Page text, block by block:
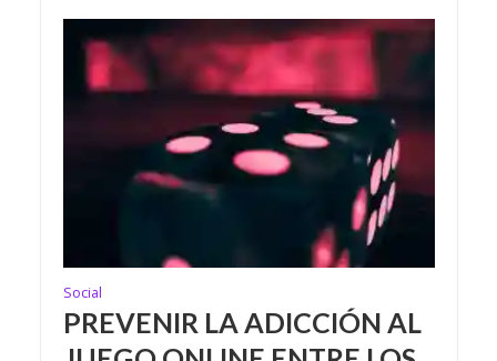
Social
PREVENIR LA ADICCIÓN AL